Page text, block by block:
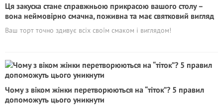
Ця закуска стане справжньою прикрасою вашого столу –
вона неймовірно смачна, поживна та має святковий вигляд
Ваш торт точно здивує всіх своїм смаком і виглядом!
Чому з віком жінки перетворюються на “тіток”? 5 правил
допоможуть цього уникнути